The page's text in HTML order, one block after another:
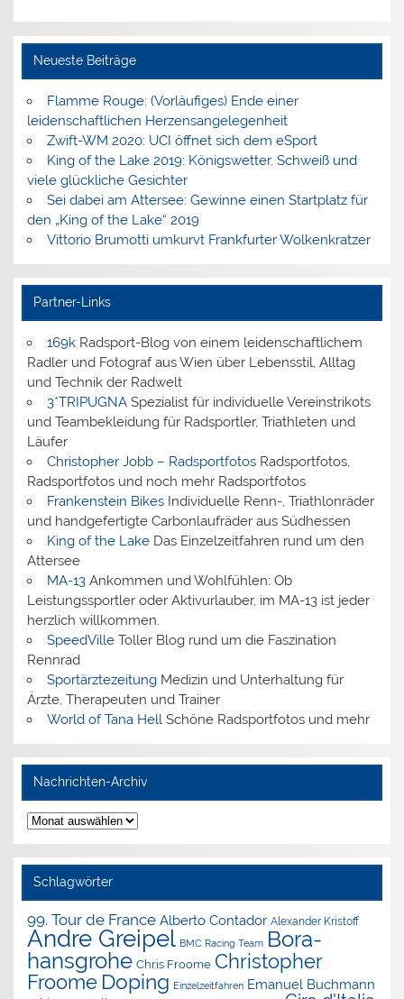
Neueste Beiträge
Flamme Rouge: (Vorläufiges) Ende einer
leidenschaftlichen Herzensangelegenheit
Zwift-WM 2020: UCI öffnet sich dem eSport
King of the Lake 2019: Königswetter, Schweiß und
viele glückliche Gesichter
Sei dabei am Attersee: Gewinne einen Startplatz für
den „King of the Lake“ 2019
Vittorio Brumotti umkurvt Frankfurter Wolkenkratzer
Partner-Links
169kRadsport-Blog von einem leidenschaftlichem
Radler und Fotograf aus Wien über Lebensstil, Alltag
und Technik der Radwelt
3*TRIPUGNASpezialist für individuelle Vereinstrikots
und Teambekleidung für Radsportler, Triathleten und
Läufer
Christopher Jobb – RadsportfotosRadsportfotos,
Radsportfotos und noch mehr Radsportfotos
Frankenstein BikesIndividuelle Renn-, Triathlonräder
und handgefertigte Carbonlaufräder aus Südhessen
King of the LakeDas Einzelzeitfahren rund um den
Attersee
MA-13Ankommen und Wohlfühlen: Ob
Leistungssportler oder Aktivurlauber, im MA-13 ist jeder
herzlich willkommen.
SpeedVilleToller Blog rund um die Faszination
Rennrad
SportärztezeitungMedizin und Unterhaltung für
Ärzte, Therapeuten und Trainer
World of Tana HellSchöne Radsportfotos und mehr
Nachrichten-Archiv
Nachrichten-
Archiv
Schlagwörter
99. Tour de France Alberto Contador Alexander Kristoff
Andre Greipel BMC Racing Team Bora-
hansgrohe Chris Froome Christopher
Froome Doping Einzelzeitfahren Emanuel Buchmann